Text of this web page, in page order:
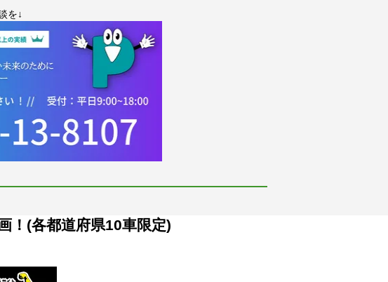
を↓
！(各都道府県10車限定)